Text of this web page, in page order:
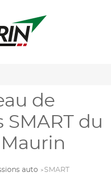
de
SMART du
auto SMART